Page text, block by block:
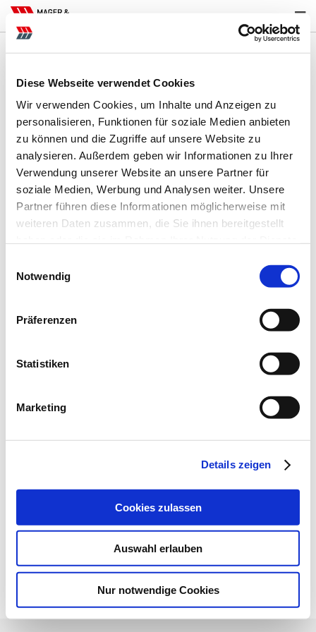
Diese Webseite verwendet Cookies
Wir verwenden Cookies, um Inhalte und Anzeigen zu
personalisieren, Funktionen für soziale Medien anbieten
zu können und die Zugriffe auf unsere Website zu
analysieren. Außerdem geben wir Informationen zu Ihrer
Verwendung unserer Website an unsere Partner für
soziale Medien, Werbung und Analysen weiter. Unsere
Partner führen diese Informationen möglicherweise mit
weiteren Daten zusammen, die Sie ihnen bereitgestellt
Notwendig
Präferenzen
Statistiken
Marketing
Details zeigen
Cookies zulassen
Auswahl erlauben
Nur notwendige Cookies
Datenschutz
Cookies
Newsletter
Maschinenvertrieb GmbH & Co.KG
Industriestr. 35 - 39 | 28876 Oyten | Tel.: 04207.605-0